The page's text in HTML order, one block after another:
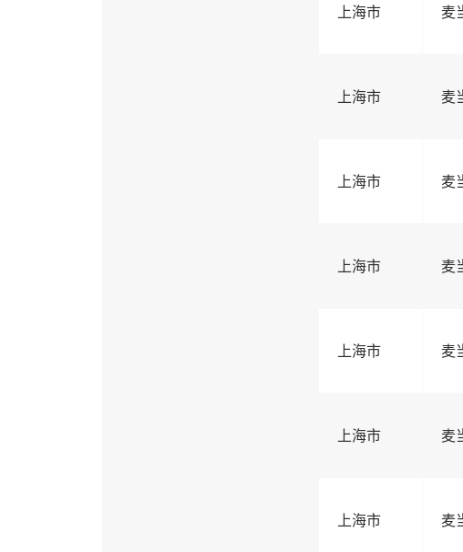
上海市 麦
上海市 麦
上海市 麦
上海市 麦
上海市 麦
上海市 麦
上海市 麦